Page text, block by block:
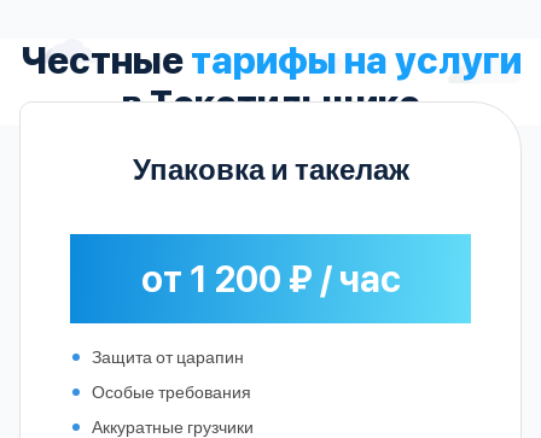
Честныетарифы на услуги
в Текстильщике
Упаковка и такелаж
от 1 200 ₽ / час
Защита от царапин
Особые требования
Аккуратные грузчики